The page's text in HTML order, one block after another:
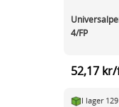
4/FP
52,17
I lager